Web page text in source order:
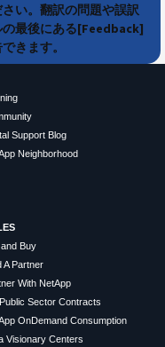
い。翻訳の問題や誤訳
最後にある[Feedback]
きます。
Support Blog
Neighborhood
Buy
A Partner
With NetApp
Sector Contracts
OnDemand Consumption
Visionary Centers